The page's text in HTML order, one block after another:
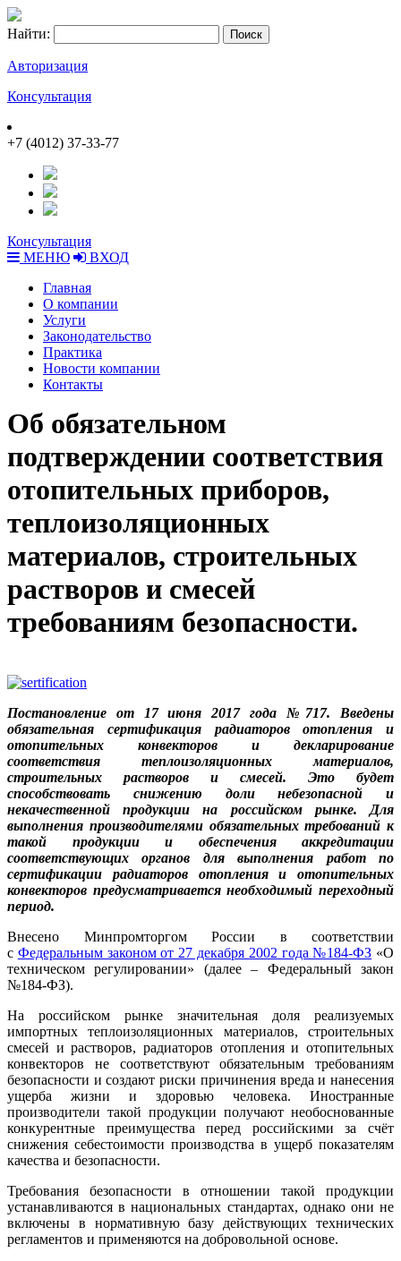
Найти:
Авторизация
Консультация
+7 (4012) 37-33-77
Консультация
МЕНЮ
ВХОД
Главная
О компании
Услуги
Законодательство
Практика
Новости компании
Контакты
Об обязательном
подтверждении соответствия
отопительных приборов,
теплоизоляционных
материалов, строительных
растворов и смесей
требованиям безопасности.
Постановление от 17 июня 2017 года №717. Введены
обязательная сертификация радиаторов отопления и
отопительных конвекторов и декларирование
соответствия теплоизоляционных материалов,
строительных растворов и смесей. Это будет
способствовать снижению доли небезопасной и
некачественной продукции на российском рынке. Для
выполнения производителями обязательных требований к
такой продукции и обеспечения аккредитации
соответствующих органов для выполнения работ по
сертификации радиаторов отопления и отопительных
конвекторов предусматривается необходимый переходный
период.
Внесено Минпромторгом России в соответствии
с Федеральным законом от 27 декабря 2002 года №184-ФЗ «О
техническом регулировании» (далее – Федеральный закон
№184-ФЗ).
На российском рынке значительная доля реализуемых
импортных теплоизоляционных материалов, строительных
смесей и растворов, радиаторов отопления и отопительных
конвекторов не соответствуют обязательным требованиям
безопасности и создают риски причинения вреда и нанесения
ущерба жизни и здоровью человека. Иностранные
производители такой продукции получают необоснованные
конкурентные преимущества перед российскими за счёт
снижения себестоимости производства в ущерб показателям
качества и безопасности.
Требования безопасности в отношении такой продукции
устанавливаются в национальных стандартах, однако они не
включены в нормативную базу действующих технических
регламентов и применяются на добровольной основе.